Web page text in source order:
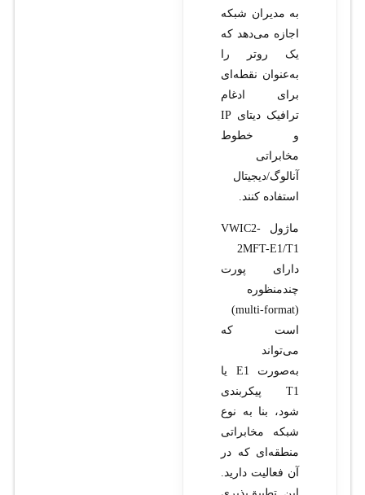
به مدیران شبکه
اجازه می‌دهد که
یک روتر را
به‌عنوان نقطه‌ای
برای ادغام
ترافیک دیتای IP
و خطوط
مخابراتی
آنالوگ/دیجیتال
استفاده کنند.
ماژول VWIC2-
2MFT-E1/T1
دارای پورت
چندمنظوره
(multi-format)
است که
می‌تواند
به‌صورت E1 یا
T1 پیکربندی
شود، بنا به نوع
شبکه مخابراتی
منطقه‌ای که در
آن فعالیت دارید.